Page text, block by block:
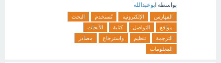
بواسطة ابوعبدالله
الفهارس الإلكترونية تُستخدم
البحث
مواقع
التواصل كتابة
الأبحاث
الترجمة
تنظيم واسترجاع
مصادر
المعلومات